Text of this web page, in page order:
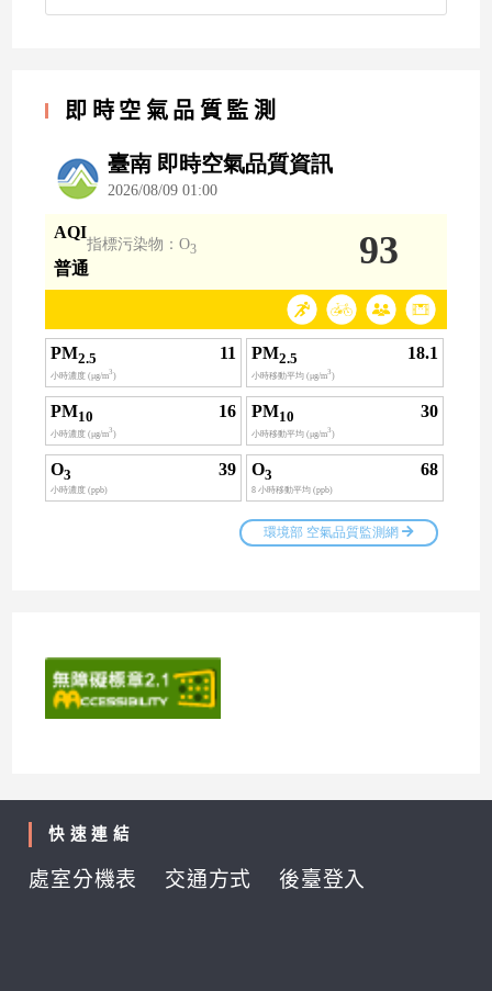
即時空氣品質監測
快速連結
處室分機表 交通方式 後臺登入